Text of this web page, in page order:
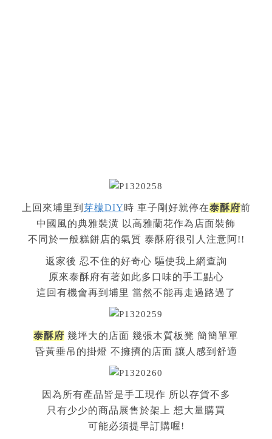
上回來埔里到 芽檬DIY時 車子剛好就停在泰酥府前
中國風的典雅裝潢 以高雅蘭花作為店面裝飾
不同於一般糕餅店的氣質 泰酥府很引人注意阿!!
返家後 忍不住的好奇心 驅使我上網查詢
原來泰酥府有著如此多口味的手工點心
這回有機會再到埔里 當然不能再走過路過了
泰酥府 幾坪大的店面 幾張木質板凳 簡簡單單
昏黃垂吊的掛燈 不擁擠的店面 讓人感到舒適
因為所有產品皆是手工現作 所以存貨不多
只有少少的商品展售於架上 想大量購買
可能必須提早訂購喔!